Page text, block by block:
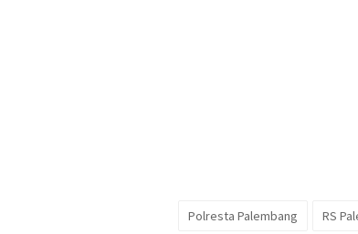
Polresta Palembang RS